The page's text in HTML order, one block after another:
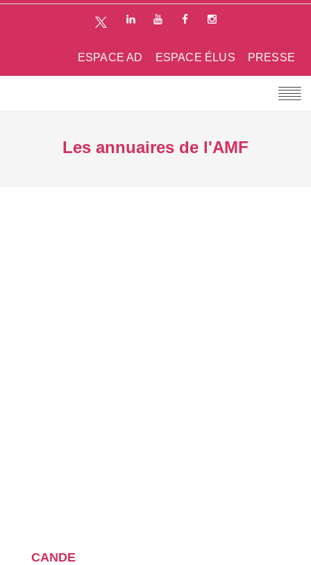
PRESSE
ESPACE ÉLUS
ESPACE AD
Les annuaires de l'AMF
CANDE